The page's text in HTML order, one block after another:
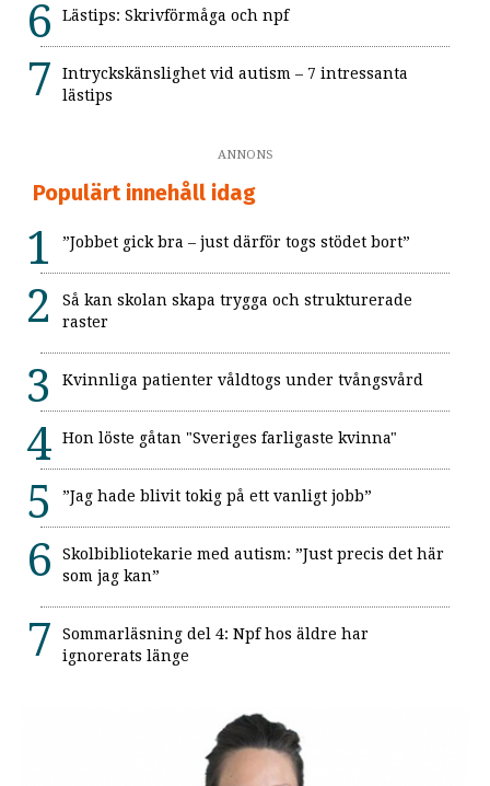
Lästips: Skrivförmåga och npf
Intryckskänslighet vid autism – 7 intressanta
lästips
ANNONS
Populärt innehåll idag
”Jobbet gick bra – just därför togs stödet bort”
Så kan skolan skapa trygga och strukturerade
raster
Kvinnliga patienter våldtogs under tvångsvård
Hon löste gåtan "Sveriges farligaste kvinna"
”Jag hade blivit tokig på ett vanligt jobb”
Skolbibliotekarie med autism: ”Just precis det här
som jag kan”
Sommarläsning del 4: Npf hos äldre har
ignorerats länge